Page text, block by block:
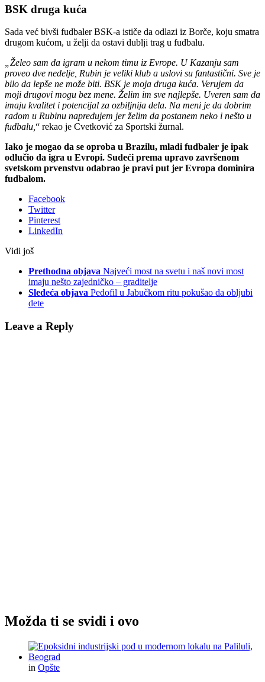
BSK druga kuća
Sada već bivši fudbaler BSK-a ističe da odlazi iz Borče, koju smatra
drugom kućom, u želji da ostavi dublji trag u fudbalu.
„Želeo sam da igram u nekom timu iz Evrope. U Kazanju sam
proveo dve nedelje, Rubin je veliki klub a uslovi su fantastični. Sve je
bilo da lepše ne može biti. BSK je moja druga kuća. Verujem da
moji drugovi mogu bez mene. Želim im sve najlepše. Uveren sam da
imaju kvalitet i potencijal za ozbiljnija dela. Na meni je da dobrim
radom u Rubinu napredujem jer želim da postanem neko i nešto u
fudbalu, “ rekao je Cvetković za Sportski žurnal.
Iako je mogao da se oproba u Brazilu, mladi fudbaler je ipak
odlučio da igra u Evropi. Sudeći prema upravo završenom
svetskom prvenstvu odabrao je pravi put jer Evropa dominira
fudbalom.
Facebook
Twitter
Pinterest
LinkedIn
Vidi još
Prethodna objava Najveći most na svetu i naš novi most
imaju nešto zajedničko – graditelje
Sledeća objava Pedofil u Jabučkom ritu pokušao da obljubi
dete
Leave a Reply
Možda ti se svidi i ovo
in Opšte